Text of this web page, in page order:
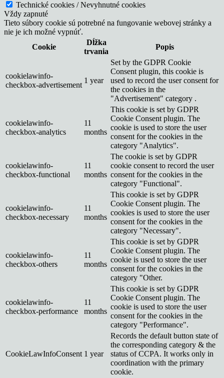
Technické cookies / Nevyhnutné cookies
Vždy zapnuté
Tieto súbory cookie sú potrebné na fungovanie webovej stránky a
nie je ich možné vypnúť.
Cookie
Dĺžka
trvania
Popis
cookielawinfo-
checkbox-advertisement
1 year
Set by the GDPR Cookie
Consent plugin, this cookie is
used to record the user consent for
the cookies in the
"Advertisement" category .
cookielawinfo-
checkbox-analytics
11
months
This cookie is set by GDPR
Cookie Consent plugin. The
cookie is used to store the user
consent for the cookies in the
category "Analytics".
cookielawinfo-
checkbox-functional
11
months
The cookie is set by GDPR
cookie consent to record the user
consent for the cookies in the
category "Functional".
cookielawinfo-
checkbox-necessary
11
months
This cookie is set by GDPR
Cookie Consent plugin. The
cookies is used to store the user
consent for the cookies in the
category "Necessary".
cookielawinfo-
checkbox-others
11
months
This cookie is set by GDPR
Cookie Consent plugin. The
cookie is used to store the user
consent for the cookies in the
category "Other.
cookielawinfo-
checkbox-performance
11
months
This cookie is set by GDPR
Cookie Consent plugin. The
cookie is used to store the user
consent for the cookies in the
category "Performance".
CookieLawInfoConsent 1 year
Records the default button state of
the corresponding category & the
status of CCPA. It works only in
coordination with the primary
cookie.